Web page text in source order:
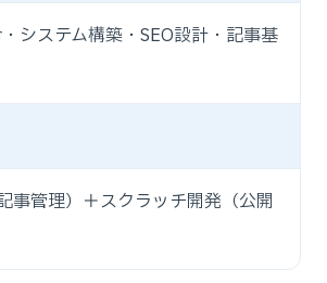
システム構築・SEO設計・記事基
事管理）＋スクラッチ開発（公開